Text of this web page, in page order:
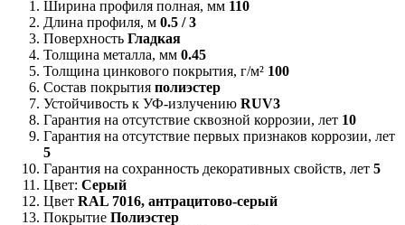
Ширина профиля полная, мм 110
Длина профиля, м 0.5 / 3
Поверхность Гладкая
Толщина металла, мм 0.45
Толщина цинкового покрытия, г/м² 100
Состав покрытия полиэстер
Устойчивость к УФ-излучению RUV3
Гарантия на отсутствие сквозной коррозии, лет 10
Гарантия на отсутствие первых признаков коррозии, лет
5
Гарантия на сохранность декоративных свойств, лет 5
Цвет: Серый
Цвет RAL 7016, антрацитово-серый
Покрытие Полиэстер